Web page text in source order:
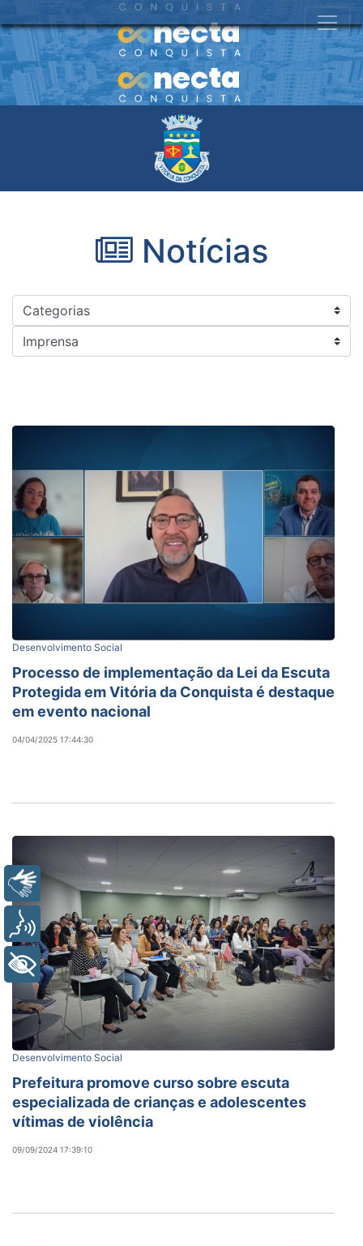
Notícias
Desenvolvimento Social
Processo de implementação da Lei da Escuta
Protegida em Vitória da Conquista é destaque
em evento nacional
04/04/2025 17:44:30
Desenvolvimento Social
Prefeitura promove curso sobre escuta
especializada de crianças e adolescentes
vítimas de violência
09/09/2024 17:39:10
Libras
Voz
+ Acessibilidade